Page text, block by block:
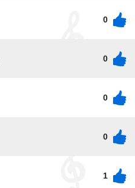
0
0
0
0
1